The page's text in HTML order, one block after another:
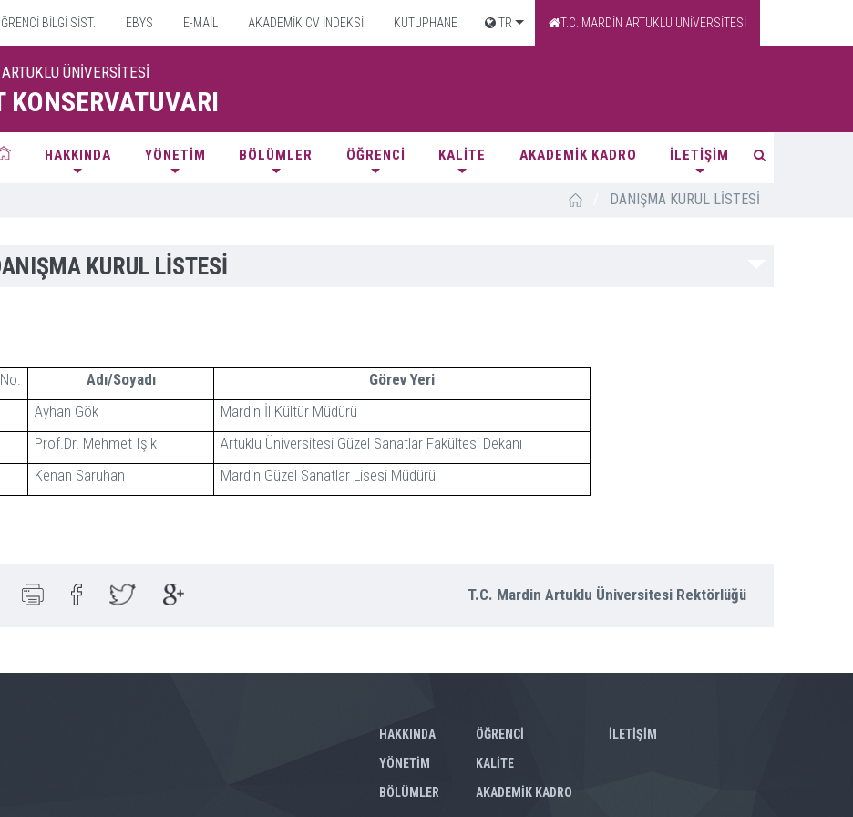
BİLGİ SİST. EBYS E-MAİL AKADEMİK CV İNDEKSİ KÜTÜPHANE TR T.C. MARDİN ARTUKLU ÜNİVERSİTESİ
ÜNİVERSİTESİ
KONSERVATUVARI
HAKKINDA YÖNETİM BÖLÜMLER ÖĞRENCİ KALİTE AKADEMİK KADRO İLETİŞİM
DANIŞMA KURUL LİSTESİ
KURUL LİSTESİ
Adı/Soyadı
Görev Yeri
Ayhan Gök
Mardin İl Kültür Müdürü
Prof.Dr. Mehmet Işık
Artuklu Üniversitesi Güzel Sanatlar Fakültesi Dekanı
Kenan Saruhan Mardin Güzel Sanatlar Lisesi Müdürü
T.C. Mardin Artuklu Üniversitesi Rektörlüğü
HAKKINDA
YÖNETİM
BÖLÜMLER
ÖĞRENCİ
KALİTE
AKADEMİK KADRO
İLETİŞİM